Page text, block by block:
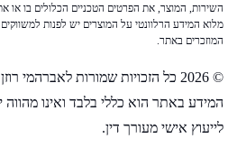
השירות, המוצר, את הפרטים הטכניים הכלולים בו או
מלוא המידע הרלוונטי על המוצרים יש לפנות
המוזכרים באתר.
© 2026 כל הזכויות שמורות לאברהמי רוזן ושות'
המידע באתר הוא כללי בלבד ואינו מהווה
לייעוץ אישי מעורך דין.